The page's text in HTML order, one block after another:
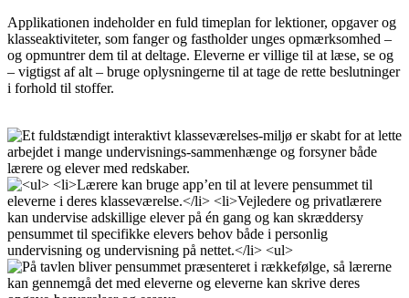
Applikationen indeholder en fuld timeplan for lektioner, opgaver og
klasseaktiviteter, som fanger og fastholder unges opmærksomhed –
og opmuntrer dem til at deltage. Eleverne er villige til at læse, se og
– vigtigst af alt – bruge oplysningerne til at tage de rette beslutninger
i forhold til stoffer.